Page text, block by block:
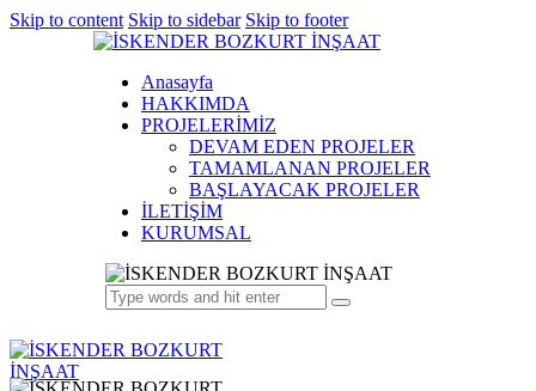
Skip to content Skip to sidebar Skip to footer
Anasayfa
HAKKIMDA
PROJELERİMİZ
DEVAM EDEN PROJELER
TAMAMLANAN PROJELER
BAŞLAYACAK PROJELER
İLETİŞİM
KURUMSAL